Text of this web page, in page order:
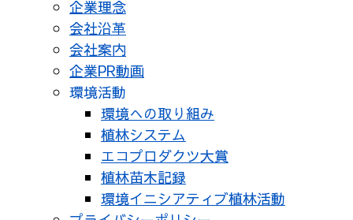
企業理念
会社沿革
会社案内
企業PR動画
環境活動
環境への取り組み
植林システム
エコプロダクツ大賞
植林苗木記録
環境イニシアティブ植林活動